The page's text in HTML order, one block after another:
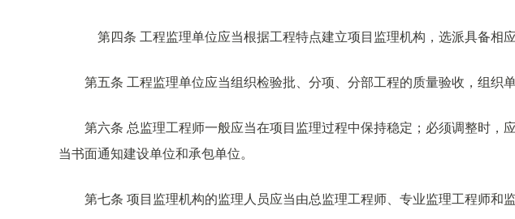
第四条 工程监理单位应当根据工程特点建立项目监理机构，选派具备相
第五条 工程监理单位应当组织检验批、分项、分部工程的质量验收，组织
第六条 总监理工程师一般应当在项目监理过程中保持稳定；必须调整时
当书面通知建设单位和承包单位。
第七条 项目监理机构的监理人员应当由总监理工程师、专业监理工程师和